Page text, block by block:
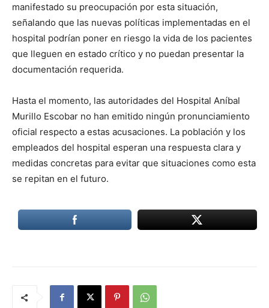
manifestado su preocupación por esta situación,
señalando que las nuevas políticas implementadas en el
hospital podrían poner en riesgo la vida de los pacientes
que lleguen en estado crítico y no puedan presentar la
documentación requerida.
Hasta el momento, las autoridades del Hospital Aníbal
Murillo Escobar no han emitido ningún pronunciamiento
oficial respecto a estas acusaciones. La población y los
empleados del hospital esperan una respuesta clara y
medidas concretas para evitar que situaciones como esta
se repitan en el futuro.